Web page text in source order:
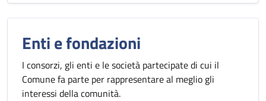
Enti e fondazioni
I consorzi, gli enti e le società partecipate di cui il
Comune fa parte per rappresentare al meglio gli
interessi della comunità.